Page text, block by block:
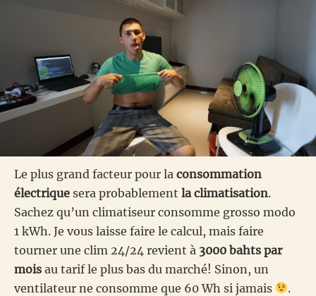
Le plus grand facteur pour la consommation
électrique sera probablement la climatisation.
Sachez qu’un climatiseur consomme grosso modo
1 kWh. Je vous laisse faire le calcul, mais faire
tourner une clim 24/24 revient à 3000 bahts par
mois au tarif le plus bas du marché! Sinon, un
ventilateur ne consomme que 60 Wh si jamais
.